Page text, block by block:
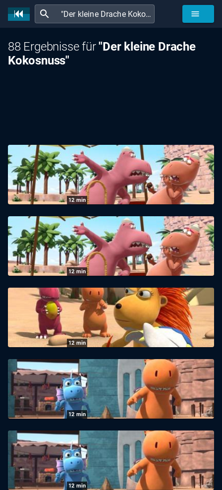
search menu
88 Ergebnisse für"Der kleine Drache
Kokosnuss"
12 min
Der kleine Drache Kokosnuss: Ein
Bärendienst
16.07.2026 KiKA
12 min
Der kleine Drache Kokosnuss: Was ein
Zirkus
16.07.2026 |KiKA
12 min
Der kleine Drache Kokosnuss: Außer Rand
und Band
09.07.2026|KiKA
12 min
Der kleine Drache Kokosnuss: Das
Kartoffelwunder
09.07.2026|KiKA
12 min